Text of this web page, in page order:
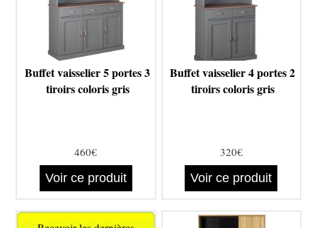
Buffet vaisselier 5 portes 3
tiroirs coloris gris
460€
Voir ce produit
Buffet vaisselier 4 portes 2
tiroirs coloris gris
320€
Voir ce produit